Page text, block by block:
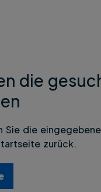
die
Sie die
zurück.